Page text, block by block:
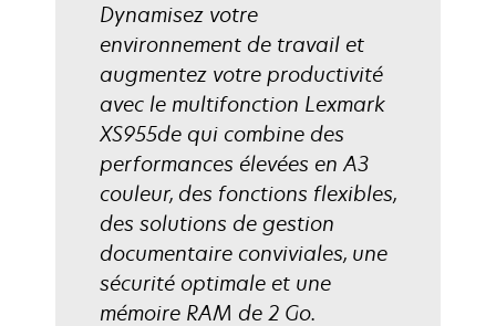
Dynamisez votre
environnement de travail et
augmentez votre productivité
avec le multifonction Lexmark
XS955de qui combine des
performances élevées en A3
couleur, des fonctions flexibles,
des solutions de gestion
documentaire conviviales, une
sécurité optimale et une
mémoire RAM de 2 Go.